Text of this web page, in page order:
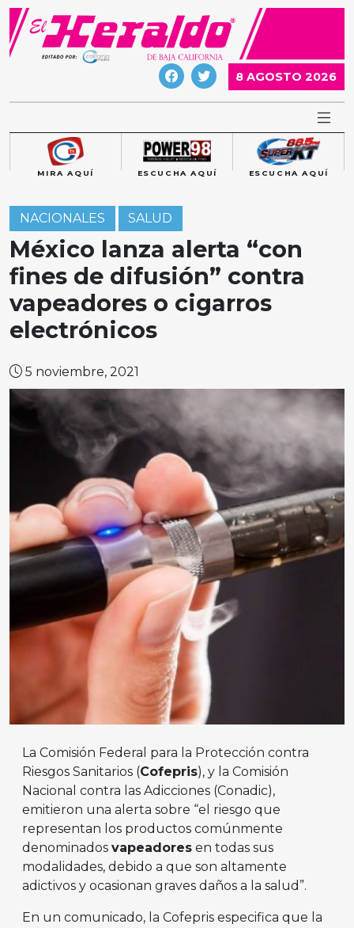
Skip
content
8 AGOSTO 2026
MIRA AQUÍ ESCUCHA AQUÍ ESCUCHA AQUÍ
NACIONALES SALUD
México lanza alerta “con
fines de difusión” contra
vapeadores o cigarros
electrónicos
5 noviembre, 2021
La Comisión Federal para la Protección contra
Riesgos Sanitarios (Cofepris), y la Comisión
Nacional contra las Adicciones (Conadic),
emitieron una alerta sobre “el riesgo que
representan los productos comúnmente
denominados vapeadores en todas sus
modalidades, debido a que son altamente
adictivos y ocasionan graves daños a la salud”.
En un comunicado, la Cofepris especifica que la